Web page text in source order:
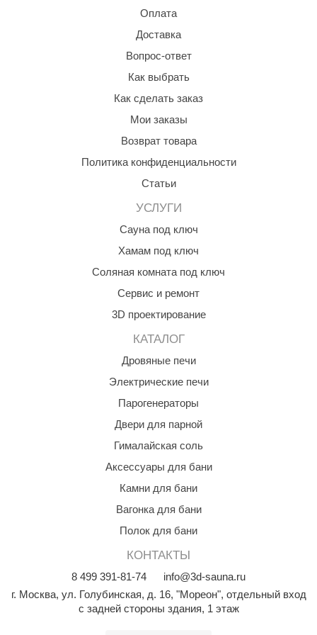
Регулярно стирайте чехол (если он съемный) в
соответствии с инструкциями на ярлыке.
После использования дайте матрасу высохнуть
на воздухе, избегая прямых солнечных лучей.
Храните в сухом месте, чтобы избежать
появления плесени.
службы матраса и обеспечить себе комфортный отдых в
бане или сауне.
Оплата
Доставка
Вопрос-ответ
Как выбрать
Как сделать заказ
Мои заказы
Возврат товара
Политика конфиденциальности
Статьи
УСЛУГИ
Сауна под ключ
Хамам под ключ
Соляная комната под ключ
Сервис и ремонт
3D проектирование
КАТАЛОГ
Дровяные печи
Электрические печи
Парогенераторы
Двери для парной
Гималайская соль
Аксессуары для бани
Камни для бани
Вагонка для бани
Полок для бани
КОНТАКТЫ
8 499 391-81-74
info@3d-sauna.ru
г. Москва, ул. Голубинская, д. 16, "Мореон", отдельный вход
с задней стороны здания, 1 этаж